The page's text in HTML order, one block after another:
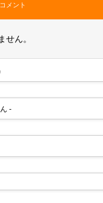
メント
せん。
-